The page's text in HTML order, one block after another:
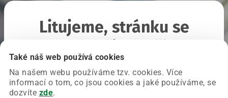
Také náš web používá cookies
Na našem webu používáme tzv. cookies. Více
informací o tom, co jsou cookies a jaké používáme, se
dozvíte zde.
Litujeme, stránku se
Chyba nastala na naší straně a už ji opravujeme.
Zkuste prosím znovu načíst požadovanou stránku.